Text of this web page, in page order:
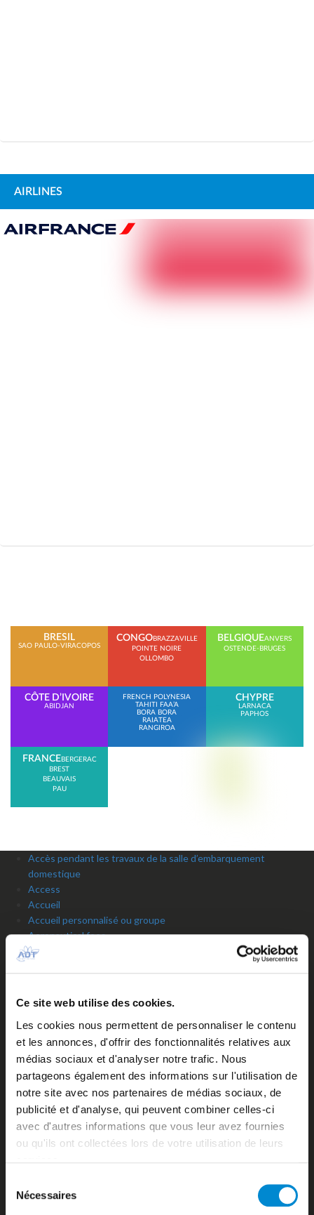
Ce site web utilise des cookies.
Les cookies nous permettent de personnaliser le contenu
et les annonces, d'offrir des fonctionnalités relatives aux
médias sociaux et d'analyser notre trafic. Nous
partageons également des informations sur l'utilisation de
notre site avec nos partenaires de médias sociaux, de
publicité et d'analyse, qui peuvent combiner celles-ci
avec d'autres informations que vous leur avez fournies
ou qu'ils ont collectées lors de votre utilisation de leurs
Nécessaires
AIRLINES
BRESIL
SAO PAULO-VIRACOPOS
CONGOBRAZZAVILLE
POINTE NOIRE
OLLOMBO
BELGIQUEANVERS
OSTENDE-BRUGES
CÔTE D’IVOIRE
ABIDJAN
FRENCH POLYNESIA
TAHITI FAA’A
BORA BORA
RAIATEA
RANGIROA
CHYPRE
LARNACA
PAPHOS
FRANCEBERGERAC
BREST
BEAUVAIS
PAU
Accès pendant les travaux de la salle d’embarquement
domestique
Access
Accueil
Accueil personnalisé ou groupe
Aeronautical fees
Air Tahiti Nui VIP Lounge Operated by ADT
Arrivées du jour
Autorisation de Sortie du Territoire d’un mineur
Aviation d’affaires
Aviation générale
Bagages / Sûreté
Baggage services
Bank / Foreign exchange Bureau
Banks and foreign exchange office
Biosecurity
Bora-Bora